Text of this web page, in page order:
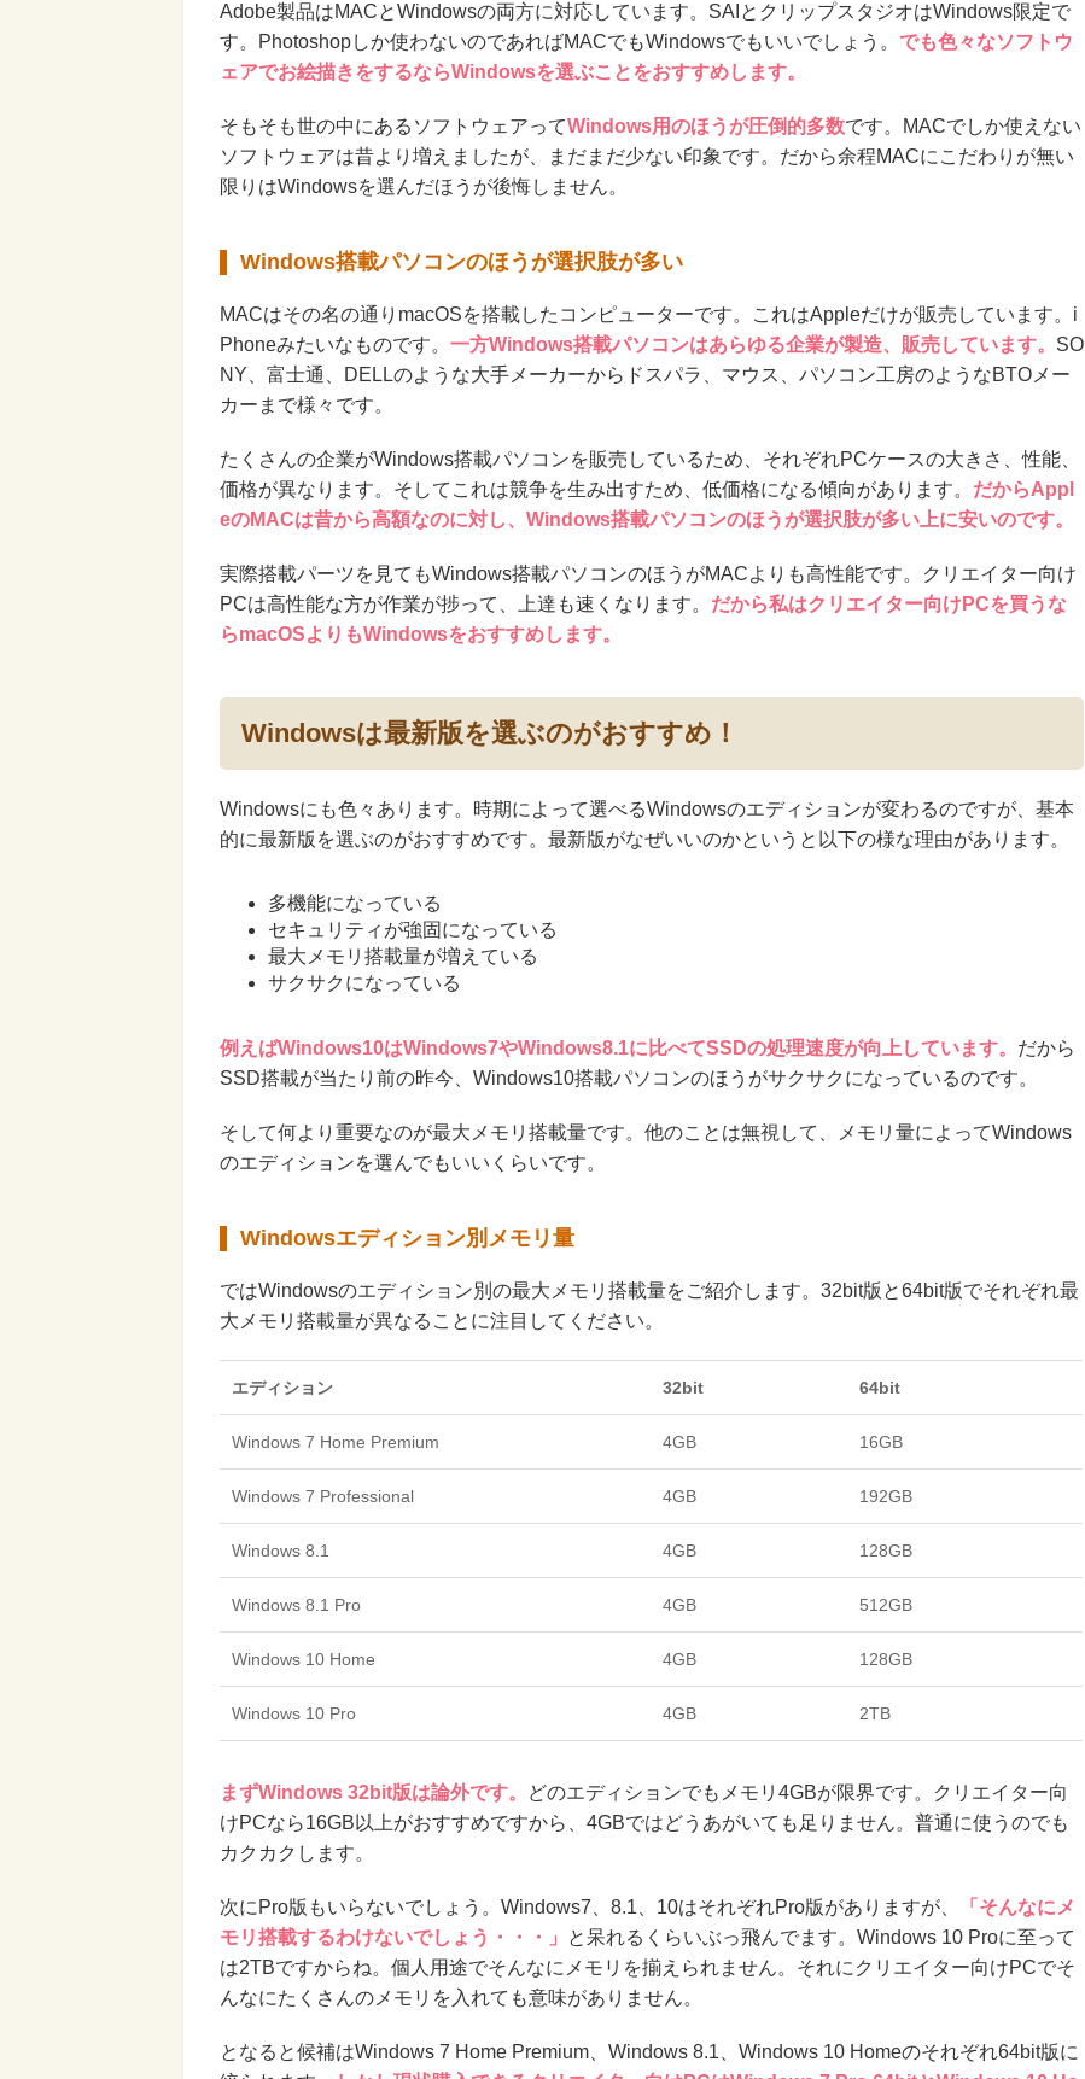
Adobe製品はMACとWindowsの両方に対応しています。SAIとクリップスタジオはWindows限定で
す。Photoshopしか使わないのであればMACでもWindowsでもいいでしょう。 でも色々なソフトウ
ェアでお絵描きをするならWindowsを選ぶことをおすすめします。
そもそも世の中にあるソフトウェアってWindows用のほうが圧倒的多数です。MACでしか使えない
ソフトウェアは昔より増えましたが、まだまだ少ない印象です。だから余程MACにこだわりが無い
限りはWindowsを選んだほうが後悔しません。
Windows搭載パソコンのほうが選択肢が多い
MACはその名の通りmacOSを搭載したコンピューターです。これはAppleだけが販売しています。i
Phoneみたいなものです。 一方Windows搭載パソコンはあらゆる企業が製造、販売しています。 SO
NY、富士通、DELLのような大手メーカーからドスパラ、マウス、パソコン工房のようなBTOメー
カーまで様々です。
たくさんの企業がWindows搭載パソコンを販売しているため、それぞれPCケースの大きさ、性能、
価格が異なります。そしてこれは競争を生み出すため、低価格になる傾向があります。 だからAppl
eのMACは昔から高額なのに対し、Windows搭載パソコンのほうが選択肢が多い上に安いのです。
実際搭載パーツを見てもWindows搭載パソコンのほうがMACよりも高性能です。クリエイター向け
PCは高性能な方が作業が捗って、上達も速くなります。 だから私はクリエイター向けPCを買うな
らmacOSよりもWindowsをおすすめします。
Windowsは最新版を選ぶのがおすすめ！
Windowsにも色々あります。時期によって選べるWindowsのエディションが変わるのですが、基本
的に最新版を選ぶのがおすすめです。最新版がなぜいいのかというと以下の様な理由があります。
多機能になっている
セキュリティが強固になっている
最大メモリ搭載量が増えている
サクサクになっている
例えばWindows10はWindows7やWindows8.1に比べてSSDの処理速度が向上しています。 だから
SSD搭載が当たり前の昨今、Windows10搭載パソコンのほうがサクサクになっているのです。
そして何より重要なのが最大メモリ搭載量です。他のことは無視して、メモリ量によってWindows
のエディションを選んでもいいくらいです。
Windowsエディション別メモリ量
ではWindowsのエディション別の最大メモリ搭載量をご紹介します。32bit版と64bit版でそれぞれ最
大メモリ搭載量が異なることに注目してください。
エディション 32bit 64bit
Windows 7 Home Premium 4GB 16GB
Windows 7 Professional 4GB 192GB
Windows 8.1 4GB 128GB
Windows 8.1 Pro 4GB 512GB
Windows 10 Home 4GB 128GB
Windows 10 Pro 4GB 2TB
まずWindows 32bit版は論外です。
どのエディションでもメモリ4GBが限界です。クリエイター向
けPCなら16GB以上がおすすめですから、4GBではどうあがいても足りません。普通に使うのでも
カクカクします。
次にPro版もいらないでしょう。Windows7、8.1、10はそれぞれPro版がありますが、
「そんなにメ
モリ搭載するわけないでしょう・・・」
と呆れるくらいぶっ飛んでます。Windows 10 Proに至って
は2TBですからね。個人用途でそんなにメモリを揃えられません。それにクリエイター向けPCでそ
んなにたくさんのメモリを入れても意味がありません。
となると候補はWindows 7 Home Premium、Windows 8.1、Windows 10 Homeのそれぞれ64bit版に